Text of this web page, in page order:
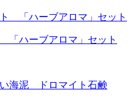
「ハーブアロマ」セット